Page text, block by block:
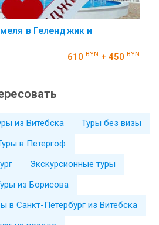
в Геленджик и
610 BYN + 450 BYN
из Витебска
Туры без визы
в Петергоф
Экскурсионные туры
из Борисова
в Санкт-Петербург из Витебска